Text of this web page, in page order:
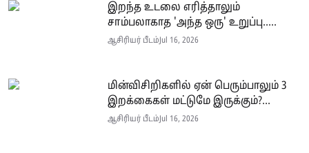
இறந்த உடலை எரித்தாலும்
சாம்பலாகாத 'அந்த ஒரு' உறுப்பு.....
ஆசிரியர் பீடம் Jul 16, 2026
மின்விசிறிகளில் ஏன் பெரும்பாலும் 3
இறக்கைகள் மட்டுமே இருக்கும்?...
ஆசிரியர் பீடம் Jul 16, 2026